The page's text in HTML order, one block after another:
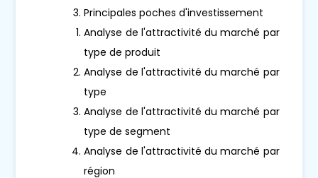
Principales poches d'investissement
Analyse de l'attractivité du marché par
type de produit
Analyse de l'attractivité du marché par
type
Analyse de l'attractivité du marché par
type de segment
Analyse de l'attractivité du marché par
région